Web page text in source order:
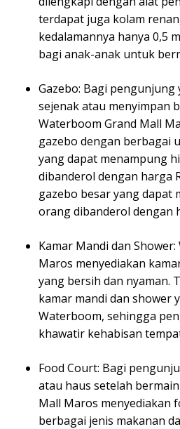
terdapat juga kolam
kedalamannya hanya 0,5
bagi anak-anak untuk
Gazebo: Bagi
sejenak atau menyimpan
Waterboom Grand Mall
gazebo dengan berbagai
yang dapat menampung
dibanderol dengan harga
gazebo besar yang dapat
orang dibanderol dengan
Kamar Mandi dan
Maros menyediakan
yang bersih dan nyaman.
kamar mandi dan shower
Waterboom, sehingga
khawatir kehabisan
Food Court: Bagi
atau haus setelah
Mall Maros menyediakan
berbagai jenis makanan